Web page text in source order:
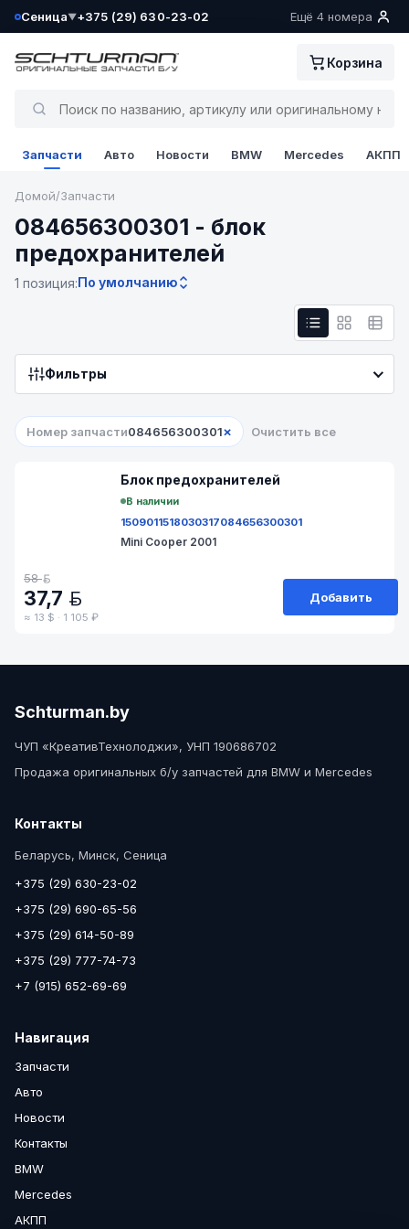
Сеница▼
Ваш склад определён как:
+375 (29) 630-23-02 Ещё 4 номера
Корзина
Запчасти Авто Новости BMW Mercedes АКПП
Домой/Запчасти
084656300301 - блок
предохранителей
1 позиция:По умолчанию
Фильтры
Номер запчасти084656300301× Очистить все
Блок предохранителей
В наличии
1509011518030317084656300301
Mini Cooper 2001
58
37,7
≈ 13 $ · 1 105 ₽
Добавить
Schturman.by
ЧУП «КреативТехнолоджи», УНП 190686702
Продажа оригинальных б/у запчастей для BMW и Mercedes
Контакты
Беларусь, Минск, Сеница
+375 (29) 630-23-02
+375 (29) 690-65-56
+375 (29) 614-50-89
+375 (29) 777-74-73
+7 (915) 652-69-69
Навигация
Запчасти
Авто
Новости
Контакты
BMW
Mercedes
АКПП